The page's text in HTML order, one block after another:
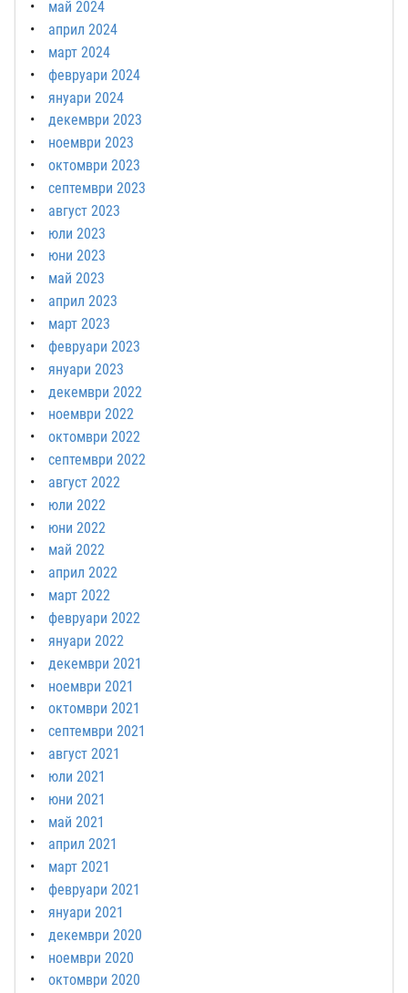
май 2024
април 2024
март 2024
февруари 2024
януари 2024
декември 2023
ноември 2023
октомври 2023
септември 2023
август 2023
юли 2023
юни 2023
май 2023
април 2023
март 2023
февруари 2023
януари 2023
декември 2022
ноември 2022
октомври 2022
септември 2022
август 2022
юли 2022
юни 2022
май 2022
април 2022
март 2022
февруари 2022
януари 2022
декември 2021
ноември 2021
октомври 2021
септември 2021
август 2021
юли 2021
юни 2021
май 2021
април 2021
март 2021
февруари 2021
януари 2021
декември 2020
ноември 2020
октомври 2020